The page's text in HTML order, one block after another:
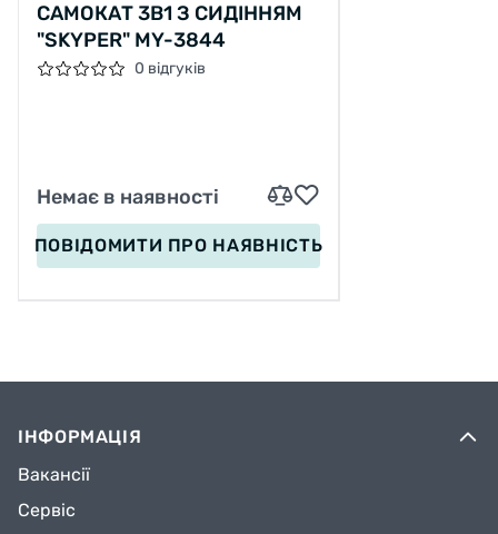
САМОКАТ 3В1 З СИДІННЯМ
"SKYPER" MY-3844
0 відгуків
Немає в наявності
ПОВІДОМИТИ ПРО НАЯВНІСТЬ
ІНФОРМАЦІЯ
Вакансії
Сервіс